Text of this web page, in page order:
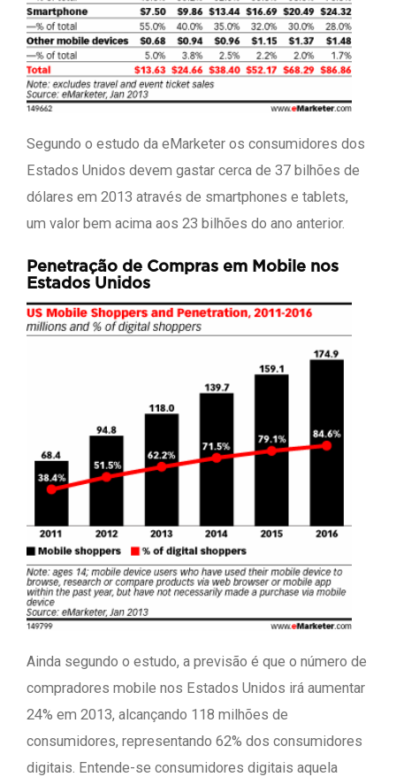
Segundo o estudo da eMarketer os consumidores dos
Estados Unidos devem gastar cerca de 37 bilhões de
dólares em 2013 através de smartphones e tablets,
um valor bem acima aos 23 bilhões do ano anterior.
Penetração de Compras em Mobile nos
Estados Unidos
Ainda segundo o estudo, a previsão é que o número de
compradores mobile nos Estados Unidos irá aumentar
24% em 2013, alcançando 118 milhões de
consumidores, representando 62% dos consumidores
digitais. Entende-se consumidores digitais aquela